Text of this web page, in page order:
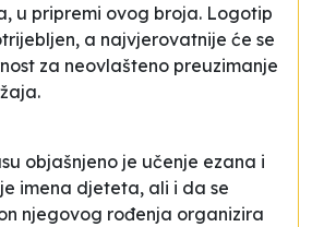
u pripremi ovog broja. Logotip
a najvjerovatnije će se
za neovlašteno preuzimanje
objašnjeno je učenje ezana i
imena djeteta, ali i da se
njegovog rođenja organizira